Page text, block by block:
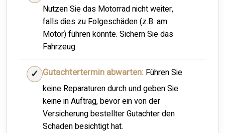
Nutzen Sie das Motorrad nicht weiter,
falls dies zu Folgeschäden (z.B. am
Motor) führen könnte. Sichern Sie das
Fahrzeug.
Gutachtertermin abwarten: Führen Sie
keine Reparaturen durch und geben Sie
keine in Auftrag, bevor ein von der
Versicherung bestellter Gutachter den
Schaden besichtigt hat.